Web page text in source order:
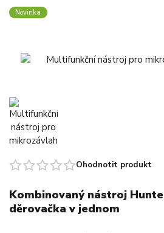
Novinka
Ohodnotit produkt
Kombinovaný nástroj
děrovačka v jednom